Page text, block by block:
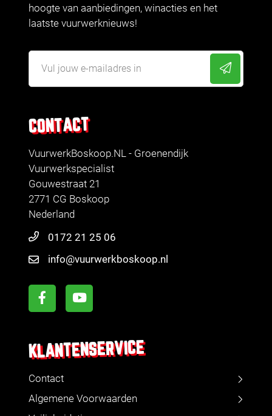
CONTACT
VuurwerkBoskoop.NL - Groenendijk
Vuurwerkspecialist
Gouwestraat 21
2771 CG Boskoop
Nederland
0172 21 25 06
info@vuurwerkboskoop.nl
KLANTENSERVICE
Contact
Algemene Voorwaarden
hoogte van aanbiedingen, winacties en het
laatste vuurwerknieuws!